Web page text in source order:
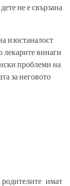
не е свързана
изостаналост
лекарите винаги
проблеми на
за неговото
имат